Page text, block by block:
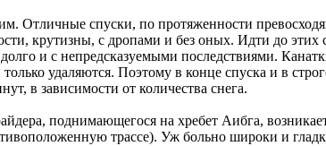
Отличные спуски, по протяженности
крутизны, с дропами и без оных. Идти до этих
и с непредсказуемыми последствиями.
удаляются. Поэтому в конце спуска и в
в зависимости от количества снега.
поднимающегося на хребет Аибга,
трассе). Уж больно широки и